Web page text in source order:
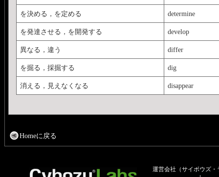
を決める，を定める determine
を発達させる，を開発する develop
異なる，違う differ
を掘る，採掘する dig
消える，見えなくなる disappear
Homeに戻る
運営会社（サイボウズ・